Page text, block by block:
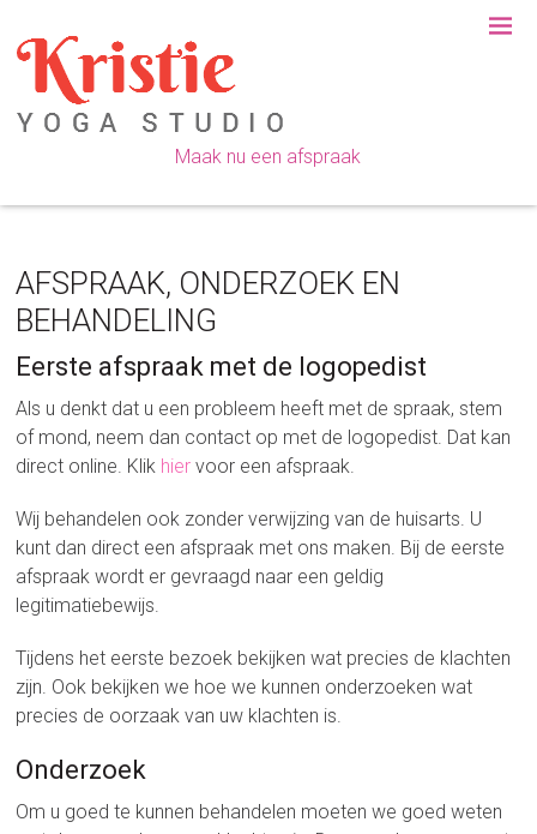
naar
hoofdnavigatie
naar
hoofd
inhoud
naar
eerste
sidebar
naar
voettekst
Maak nu een afspraak
AFSPRAAK, ONDERZOEK EN
BEHANDELING
Eerste afspraak met de logopedist
Als u denkt dat u een probleem heeft met de spraak, stem
of mond, neem dan contact op met de logopedist. Dat kan
direct online. Klik hier voor een afspraak.
Wij behandelen ook zonder verwijzing van de huisarts. U
kunt dan direct een afspraak met ons maken. Bij de eerste
afspraak wordt er gevraagd naar een geldig
legitimatiebewijs.
Tijdens het eerste bezoek bekijken wat precies de klachten
zijn. Ook bekijken we hoe we kunnen onderzoeken wat
precies de oorzaak van uw klachten is.
Onderzoek
Om u goed te kunnen behandelen moeten we goed weten